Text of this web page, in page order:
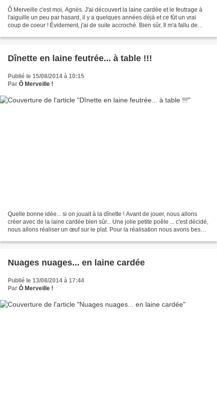
Ô Merveille c'est moi, Agnès. J'ai découvert la laine cardée et le feutrage à
l'aiguille un peu par hasard, il y a quelques années déjà et ce fût un vrai
coup de coeur ! Évidement, j'ai de suite accroché. Bien sûr, Il m'a fallu de
Dînette en laine feutrée... à table !!!
Publié le 15/08/2014 à 10:15
Par Ô Merveille !
Quelle bonne idée... si on jouait à la dînette ! Avant de jouer, nous allons
créer avec de la laine cardée bien sûr... Une jolie petite poêle ... c'est décidé,
nous allons réaliser un œuf sur le plat. Pour la réalisation nous avons besoin
Nuages nuages... en laine cardée
Publié le 13/08/2014 à 17:44
Par Ô Merveille !